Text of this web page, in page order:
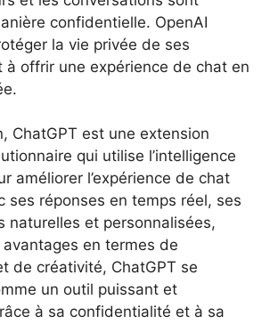
confidentielle. OpenAI
la vie privée de ses
à offrir une expérience de chat en
ChatGPT est une extension
qui utilise l’intelligence
améliorer l’expérience de chat
ses réponses en temps réel, ses
naturelles et personnalisées,
en termes de
de créativité, ChatGPT se
un outil puissant et
à sa confidentialité et à sa